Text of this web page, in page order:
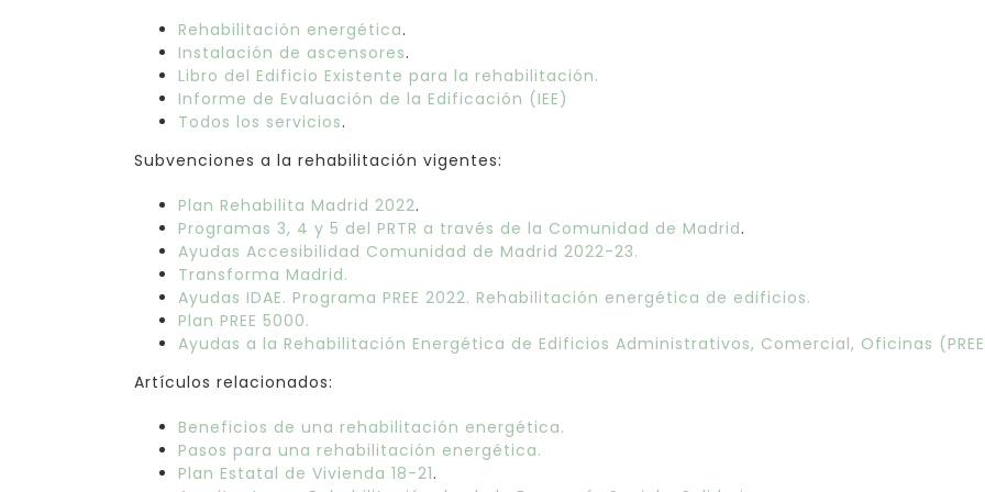
Rehabilitación energética.
Instalación de ascensores.
Libro del Edificio Existente para la rehabilitación.
Informe de Evaluación de la Edificación (IEE)
Todos los servicios.
Subvenciones a la rehabilitación vigentes:
Plan Rehabilita Madrid 2022.
Programas 3, 4 y 5 del PRTR a través de la Comunidad de Madrid.
Ayudas Accesibilidad Comunidad de Madrid 2022-23.
Transforma Madrid.
Ayudas IDAE. Programa PREE 2022. Rehabilitación energética de edificios.
Plan PREE 5000.
Ayudas a la Rehabilitación Energética de Edificios Administrativos, Comercial, Oficinas
Artículos relacionados:
Beneficios de una rehabilitación energética.
Pasos para una rehabilitación energética.
Plan Estatal de Vivienda 18-21.